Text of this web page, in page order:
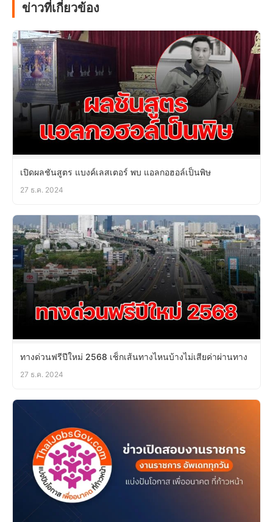
ข่าวที่เกี่ยวข้อง
เปิดผลชันสูตร แบงค์เลสเตอร์ พบ แอลกอฮอล์เป็นพิษ
27 ธ.ค. 2024
ทางด่วนฟรีปีใหม่ 2568 เช็กเส้นทางไหนบ้างไม่เสียค่าผ่านทาง
27 ธ.ค. 2024